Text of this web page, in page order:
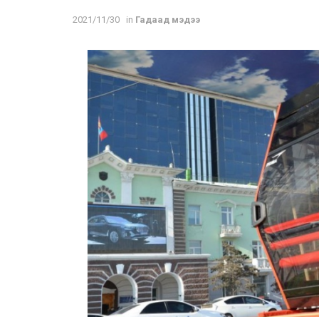
2021/11/30 in Гадаад мэдээ